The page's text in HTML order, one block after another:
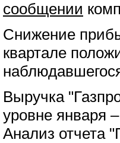
сообщении
Снижение
квартале
Выручка
уровне января
Анализ отчета